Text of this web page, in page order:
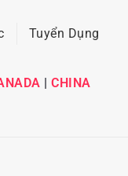
Tuyển Dụng
| CHINA